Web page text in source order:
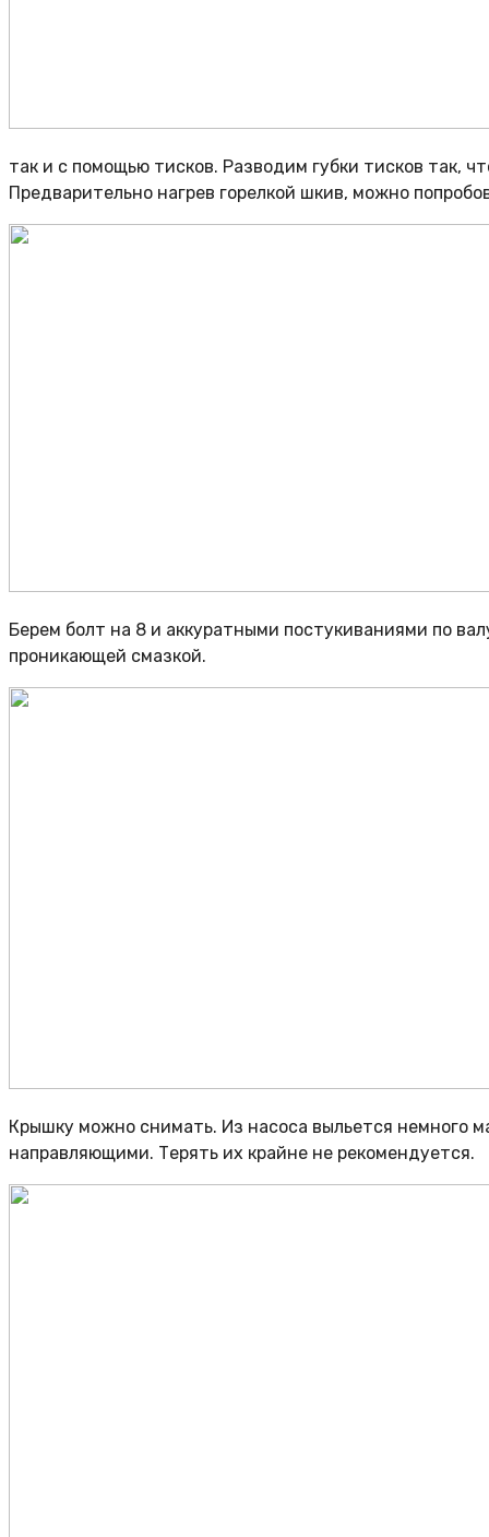
так и с помощью тисков. Разводим губки тисков так,
Предварительно нагрев горелкой шкив, можно
Берем болт на 8 и аккуратными постукиваниями по
проникающей смазкой.
Крышку можно снимать. Из насоса выльется немного
направляющими. Терять их крайне не рекомендуется.